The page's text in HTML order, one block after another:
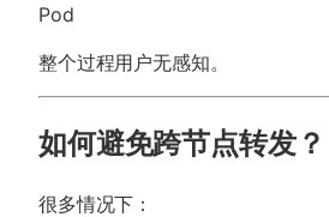
Pod
整个过程用户无感知。
如何避免跨节点转发？
很多情况下：